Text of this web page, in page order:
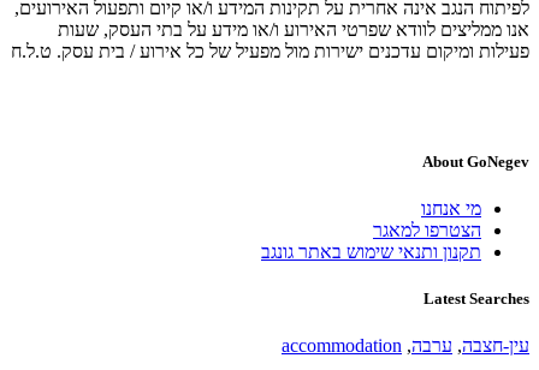
לפיתוח הנגב אינה אחרית על תקינות המידע ו/או קיום ותפעול האירועים,
אנו ממליצים לוודא שפרטי האירוע ו/או מידע על בתי העסק, שעות
פעילות ומיקום עדכנים ישירות מול מפעיל של כל אירוע / בית עסק. ט.ל.ח
About GoNegev
מי אנחנו
הצטרפו למאגר
תקנון ותנאי שימוש באתר גונגב
Latest Searches
עין-חצבה, ערבה,
accommodation